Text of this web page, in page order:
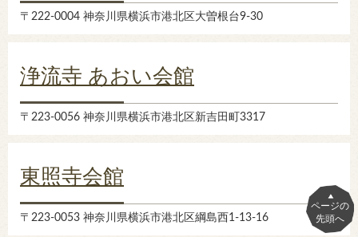
〒222-0004 神奈川県横浜市港北区大曽根台9-30
浄流寺 あおい会館
〒223-0056 神奈川県横浜市港北区新吉田町3317
東照寺会館
〒223-0053 神奈川県横浜市港北区綱島西1-13-16
ページの
先頭へ